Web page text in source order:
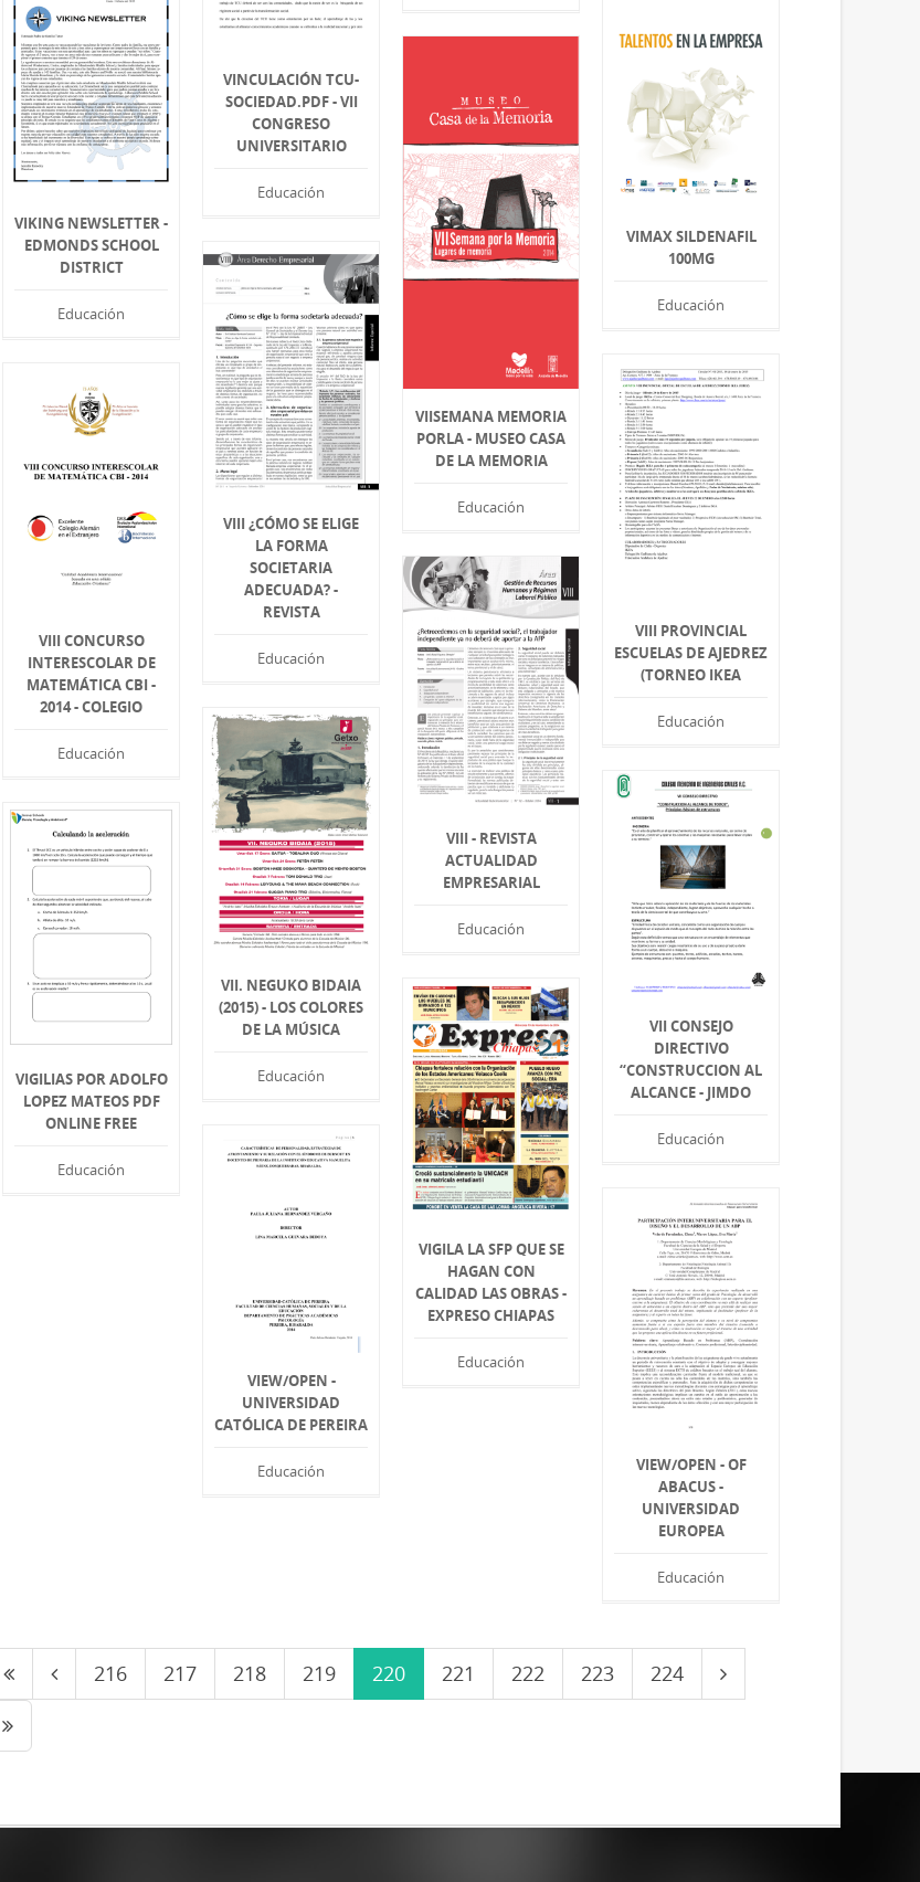
VINCULACIÓN TCU-
SOCIEDAD.PDF - VII
CONGRESO
UNIVERSITARIO
Educación
VIMAX SILDENAFIL
100MG
Educación
VIKING NEWSLETTER -
EDMONDS SCHOOL
DISTRICT
Educación
VIISEMANA MEMORIA
PORLA - MUSEO CASA
DE LA MEMORIA
Educación
VIII ¿CÓMO SE ELIGE
LA FORMA
SOCIETARIA
ADECUADA? -
REVISTA
Educación
VIII PROVINCIAL
ESCUELAS DE AJEDREZ
(TORNEO IKEA
Educación
VIII CONCURSO
INTERESCOLAR DE
MATEMÁTICA CBI -
2014 - COLEGIO
Educación
VIII - REVISTA
ACTUALIDAD
EMPRESARIAL
Educación
VII. NEGUKO BIDAIA
(2015) - LOS COLORES
DE LA MÚSICA
Educación
VII CONSEJO
DIRECTIVO
“CONSTRUCCION AL
ALCANCE - JIMDO
Educación
VIGILIAS POR ADOLFO
LOPEZ MATEOS PDF
ONLINE FREE
Educación
VIGILA LA SFP QUE SE
HAGAN CON
CALIDAD LAS OBRAS -
EXPRESO CHIAPAS
Educación
VIEW/OPEN -
UNIVERSIDAD
CATÓLICA DE PEREIRA
Educación
VIEW/OPEN - OF
ABACUS -
UNIVERSIDAD
EUROPEA
Educación
216 217 218 219 220 221 222 223 224